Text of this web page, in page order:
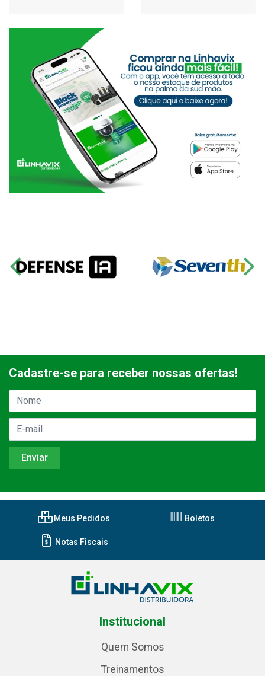
Cadastre-se para receber nossas ofertas!
Meus Pedidos Boletos
Notas Fiscais
Institucional
Quem Somos
Treinamentos